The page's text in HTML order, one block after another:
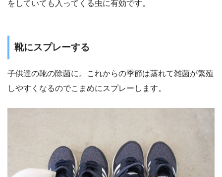
をしていても入ってくる虫に有効です。
靴にスプレーする
子供達の靴の除菌に。これからの季節は蒸れて雑菌が繁殖
しやすくなるのでこまめにスプレーします。